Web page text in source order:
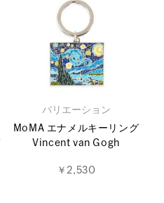
バリエーション
MoMA エナメルキーリング
Vincent van Gogh
￥2,530